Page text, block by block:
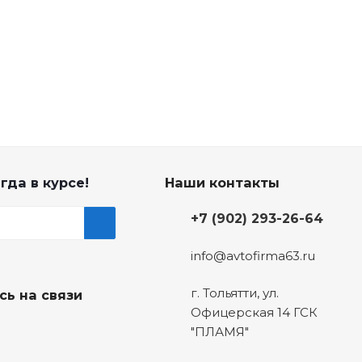
в курсе!
на связи
Наши контакты
+7 (902) 293-26-64
info@avtofirma63.ru
г. Тольятти, ул.
Офицерская 14 ГСК
"ПЛАМЯ"